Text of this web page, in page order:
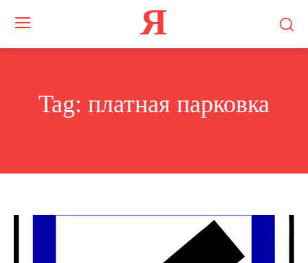
Я
Tag: платная парковка